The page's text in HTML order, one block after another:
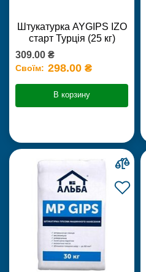
Штукатурка AYGIPS IZO
старт Турція (25 кг)
309.00 ₴
Своїм: 298.00 ₴
В корзину